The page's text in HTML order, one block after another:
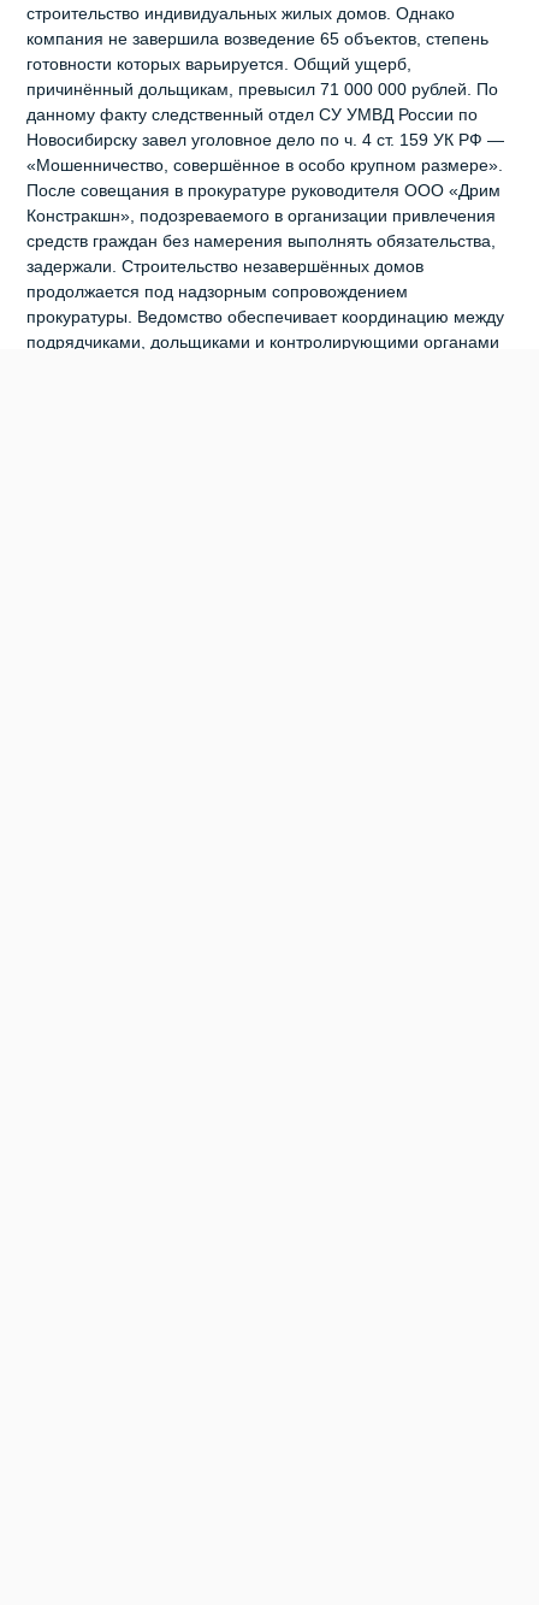
строительство индивидуальных жилых домов. Однако
компания не завершила возведение 65 объектов, степень
готовности которых варьируется. Общий ущерб,
причинённый дольщикам, превысил 71 000 000 рублей. По
данному факту следственный отдел СУ УМВД России по
Новосибирску завел уголовное дело по ч. 4 ст. 159 УК РФ —
«Мошенничество, совершённое в особо крупном размере».
После совещания в прокуратуре руководителя ООО «Дрим
Констракшн», подозреваемого в организации привлечения
средств граждан без намерения выполнять обязательства,
задержали. Строительство незавершённых домов
продолжается под надзорным сопровождением
прокуратуры. Ведомство обеспечивает координацию между
подрядчиками, дольщиками и контролирующими органами